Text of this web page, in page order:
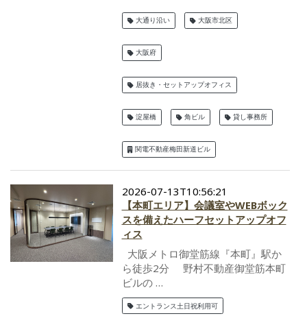
大通り沿い 大阪市北区
大阪府
居抜き・セットアップオフィス
淀屋橋 角ビル 貸し事務所
関電不動産梅田新道ビル
2026-07-13T10:56:21
【本町エリア】会議室やWEBボック
スを備えたハーフセットアップオフ
ィス
大阪メトロ御堂筋線『本町』駅か
ら徒歩2分 野村不動産御堂筋本町
ビルの …
エントランス土日祝利用可